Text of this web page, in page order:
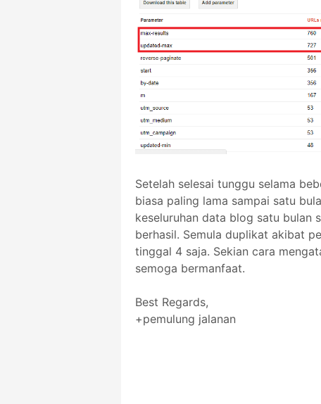
Setelah selesai tunggu selama
biasa paling lama sampai satu
keseluruhan data blog satu bulan
berhasil. Semula duplikat akibat
tinggal 4 saja. Sekian cara
semoga bermanfaat.
Best Regards,
+pemulung jalanan